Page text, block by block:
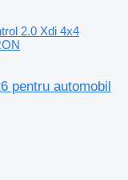
2.0 Xdi 4x4
pentru automobil